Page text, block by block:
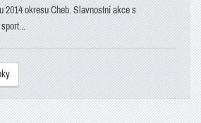
2014 okresu Cheb. Slavnostní akce s